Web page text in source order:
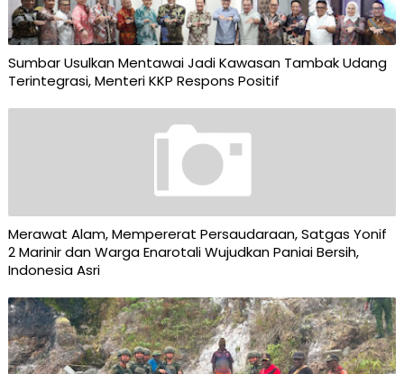
Sumbar Usulkan Mentawai Jadi Kawasan Tambak Udang
Terintegrasi, Menteri KKP Respons Positif
Merawat Alam, Mempererat Persaudaraan, Satgas Yonif
2 Marinir dan Warga Enarotali Wujudkan Paniai Bersih,
Indonesia Asri